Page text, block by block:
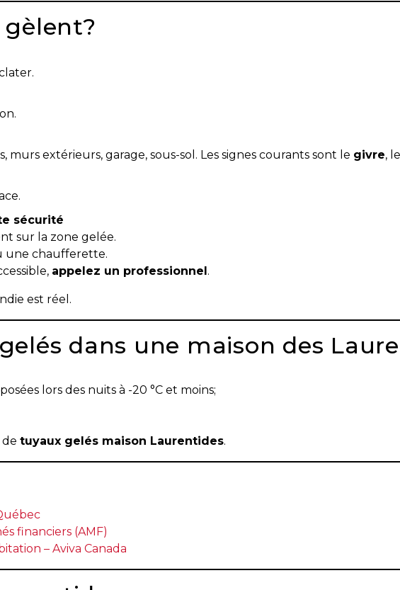
murs extérieurs, garage, sous-sol. Les signes courants sont le givre,
sécurité
sur la zone gelée.
une chaufferette.
appelez un professionnel.
est réel.
dans une maison des
lors des nuits à -20 °C et moins;
tuyaux gelés maison Laurentides.
financiers (AMF)
– Aviva Canada